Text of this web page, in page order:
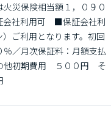
災保険相当額１，０９０
会社利用可　■保証会社利
ご利用となります。初回
／月次保証料：月額支払
初期費用　５００円　そ